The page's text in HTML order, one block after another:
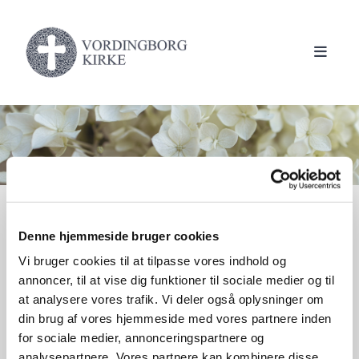
Denne hjemmeside bruger cookies
Vi bruger cookies til at tilpasse vores indhold og
annoncer, til at vise dig funktioner til sociale medier og til
at analysere vores trafik. Vi deler også oplysninger om
din brug af vores hjemmeside med vores partnere inden
for sociale medier, annonceringspartnere og
Begravelse & bisættelse
Af jord er du kommet...Til jord skal du
blive